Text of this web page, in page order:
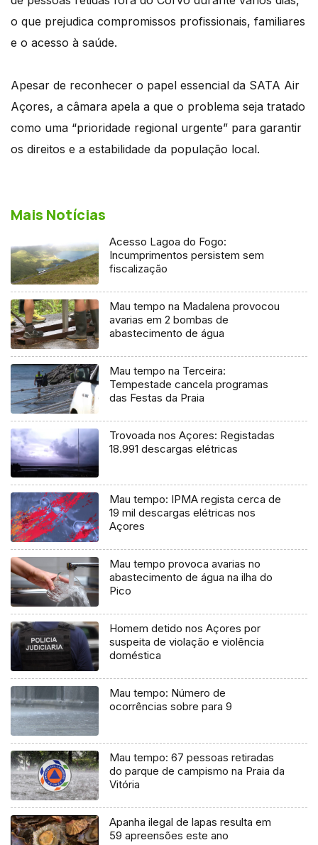
o que prejudica compromissos profissionais, familiares
e o acesso à saúde.
Apesar de reconhecer o papel essencial da SATA Air
Açores, a câmara apela a que o problema seja tratado
como uma “prioridade regional urgente” para garantir
os direitos e a estabilidade da população local.
Mais Notícias
Acesso Lagoa do Fogo:
Incumprimentos persistem sem
fiscalização
Mau tempo na Madalena provocou
avarias em 2 bombas de
abastecimento de água
Mau tempo na Terceira:
Tempestade cancela programas
das Festas da Praia
Trovoada nos Açores: Registadas
18.991 descargas elétricas
Mau tempo: IPMA regista cerca de
19 mil descargas elétricas nos
Açores
Mau tempo provoca avarias no
abastecimento de água na ilha do
Pico
Homem detido nos Açores por
suspeita de violação e violência
doméstica
Mau tempo: Número de
ocorrências sobre para 9
Mau tempo: 67 pessoas retiradas
do parque de campismo na Praia da
Vitória
Apanha ilegal de lapas resulta em
59 apreensões este ano